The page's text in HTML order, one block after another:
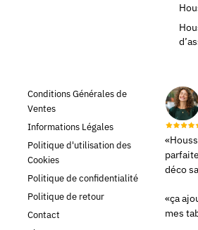
Conditions Générales de
Ventes
Informations Légales
Politique d'utilisation des
Cookies
Politique de confidentialité
Politique de retour
Contact
déco
«ça
mes